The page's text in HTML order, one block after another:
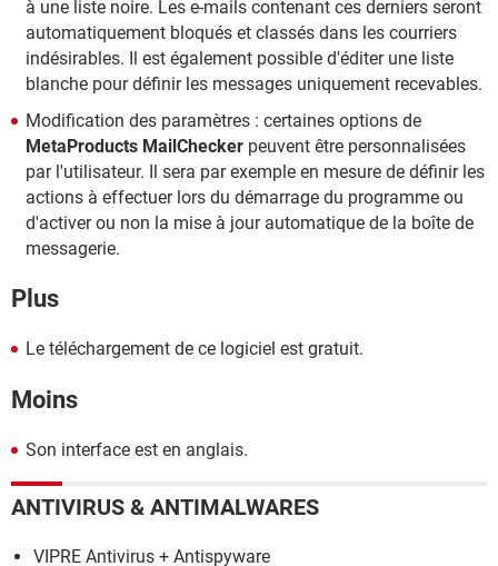
à une liste noire. Les e-mails contenant ces derniers seront
automatiquement bloqués et classés dans les courriers
indésirables. Il est également possible d'éditer une liste
blanche pour définir les messages uniquement recevables.
Modification des paramètres : certaines options de
MetaProducts MailChecker peuvent être personnalisées
par l'utilisateur. Il sera par exemple en mesure de définir les
actions à effectuer lors du démarrage du programme ou
d'activer ou non la mise à jour automatique de la boîte de
messagerie.
Plus
Le téléchargement de ce logiciel est gratuit.
Moins
Son interface est en anglais.
ANTIVIRUS & ANTIMALWARES
VIPRE Antivirus + Antispyware